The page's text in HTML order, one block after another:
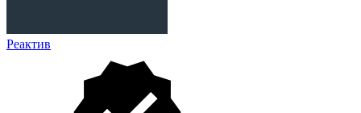
Реактив